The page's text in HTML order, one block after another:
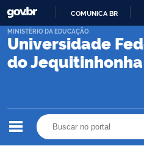
COMUNICA BR
Universidade
do
MINISTÉRIO DA EDUCAÇÃO